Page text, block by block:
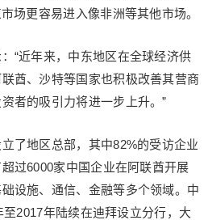
场更容易进入像非洲等其他市场。
“近年来，中东地区在全球经济供
酋、沙特等国家也积极改善其营商
者的吸引力将进一步上升。”
了地区总部，其中82%的受访企业
过6000家中国企业在阿联酋开展
设施、通信、金融等多个领域。中
2017年陆续在迪拜设立分行，大